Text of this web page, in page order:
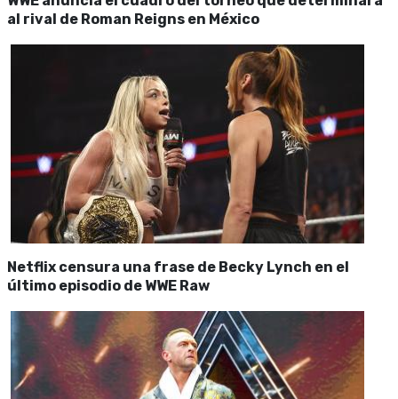
al rival de Roman Reigns en México
Netflix censura una frase de Becky Lynch en el
último episodio de WWE Raw